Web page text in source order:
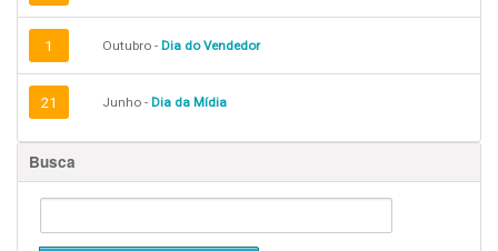
1 Outubro - Dia do Vendedor
21 Junho - Dia da Mídia
Busca